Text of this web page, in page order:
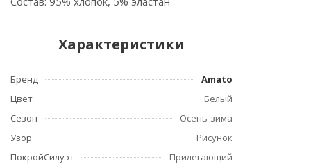
Характеристики
Бренд
Amato
Цвет
Белый
Сезон
Осень-зима
Узор
Рисунок
ПокройСилуэт
Прилегающий